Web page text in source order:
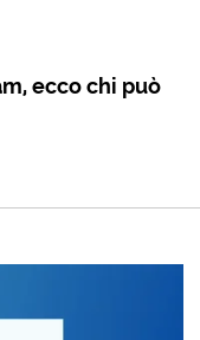
ecco chi può